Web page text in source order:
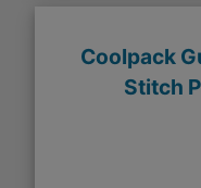
Coolpack
Stitch